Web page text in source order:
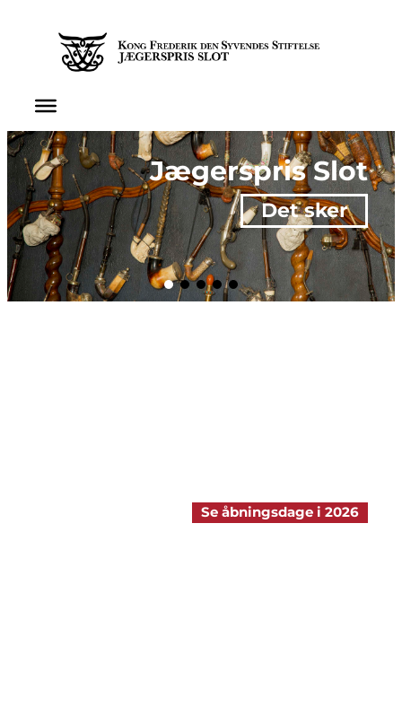
Jægerspris Slot
Det sker
Se åbningsdage i 2026